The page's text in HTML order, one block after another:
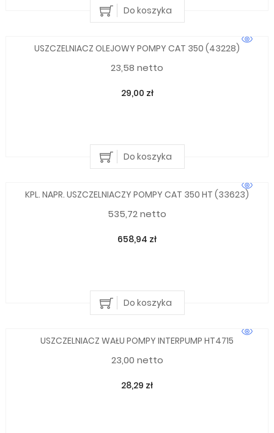
Do koszyka
USZCZELNIACZ OLEJOWY POMPY CAT 350 (43228)
23,58 netto
29,00 zł
Do koszyka
KPL. NAPR. USZCZELNIACZY POMPY CAT 350 HT (33623)
535,72 netto
658,94 zł
Do koszyka
USZCZELNIACZ WAŁU POMPY INTERPUMP HT4715
23,00 netto
28,29 zł